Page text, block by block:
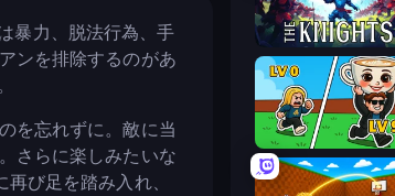
暴力、脱法行為、手
ンを排除するのがあ
を忘れずに。敵に当
さらに楽しみたいな
び足を踏み入れ、
War the Knights
Brainrot Arena Online